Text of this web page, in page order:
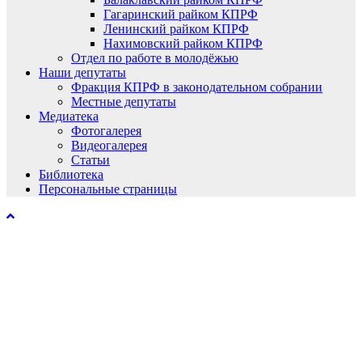
Гагаринский райком КПРФ
Ленинский райком КПРФ
Нахимовский райком КПРФ
Отдел по работе в молодёжью
Наши депутаты
Фракция КПРФ в законодательном собрании
Местные депутаты
Медиатека
Фотогалерея
Видеогалерея
Статьи
Библиотека
Персональные страницы